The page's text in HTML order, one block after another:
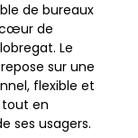
de bureaux
de
Le
sur une
flexible et
tout en
ses usagers.